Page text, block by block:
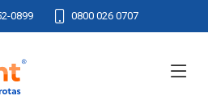
0899 0800 026 0707